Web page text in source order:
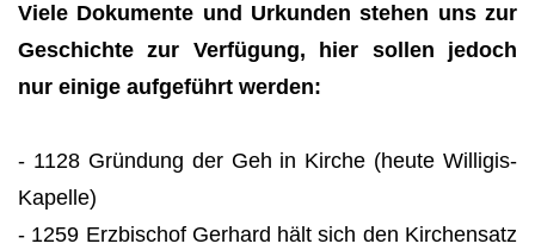
Viele Dokumente und Urkunden stehen uns zur
Geschichte zur Verfügung, hier sollen jedoch
nur einige aufgeführt werden:
- 1128 Gründung der Geh in Kirche (heute Willigis-
Kapelle)
- 1259 Erzbischof Gerhard hält sich den Kirchensatz